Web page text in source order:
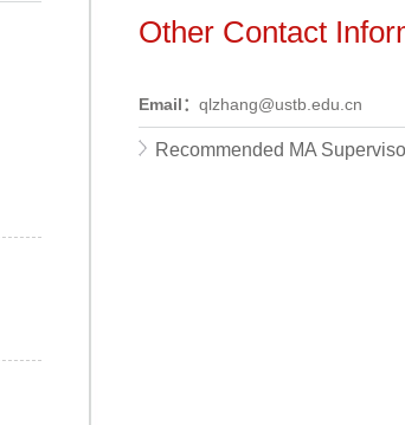
Other Contact
Email： qlzhang@ustb.edu.cn
Recommended MA